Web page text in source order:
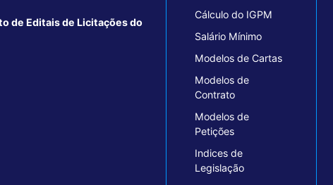
de Editais de Licitações do
Cálculo do IGPM
Salário Mínimo
Modelos de Cartas
Modelos de
Contrato
Modelos de
Petições
Indices de
Legislação